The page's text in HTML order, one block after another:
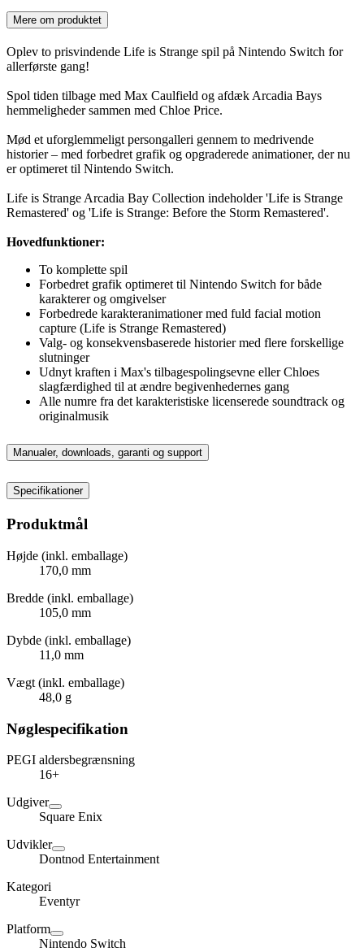
Mere om produktet
Oplev to prisvindende Life is Strange spil på Nintendo Switch for
allerførste gang!
Spol tiden tilbage med Max Caulfield og afdæk Arcadia Bays
hemmeligheder sammen med Chloe Price.
Mød et uforglemmeligt persongalleri gennem to medrivende
historier – med forbedret grafik og opgraderede animationer, der nu
er optimeret til Nintendo Switch.
Life is Strange Arcadia Bay Collection indeholder 'Life is Strange
Remastered' og 'Life is Strange: Before the Storm Remastered'.
Hovedfunktioner:
To komplette spil
Forbedret grafik optimeret til Nintendo Switch for både
karakterer og omgivelser
Forbedrede karakteranimationer med fuld facial motion
capture (Life is Strange Remastered)
Valg- og konsekvensbaserede historier med flere forskellige
slutninger
Udnyt kraften i Max's tilbagespolingsevne eller Chloes
slagfærdighed til at ændre begivenhedernes gang
Alle numre fra det karakteristiske licenserede soundtrack og
originalmusik
Manualer, downloads, garanti og support
Specifikationer
Produktmål
Højde (inkl. emballage)
170,0 mm
Bredde (inkl. emballage)
105,0 mm
Dybde (inkl. emballage)
11,0 mm
Vægt (inkl. emballage)
48,0 g
Nøglespecifikation
PEGI aldersbegrænsning
16+
Udgiver
Square Enix
Udvikler
Dontnod Entertainment
Kategori
Eventyr
Platform
Nintendo Switch